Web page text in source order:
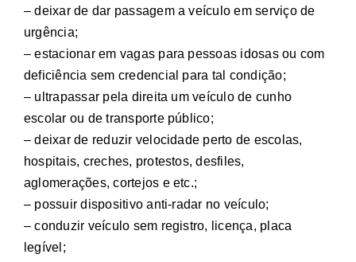
– deixar de dar passagem a veículo em serviço de
urgência;
– estacionar em vagas para pessoas idosas ou com
deficiência sem credencial para tal condição;
– ultrapassar pela direita um veículo de cunho
escolar ou de transporte público;
– deixar de reduzir velocidade perto de escolas,
hospitais, creches, protestos, desfiles,
aglomerações, cortejos e etc.;
– possuir dispositivo anti-radar no veículo;
– conduzir veículo sem registro, licença, placa
legível;